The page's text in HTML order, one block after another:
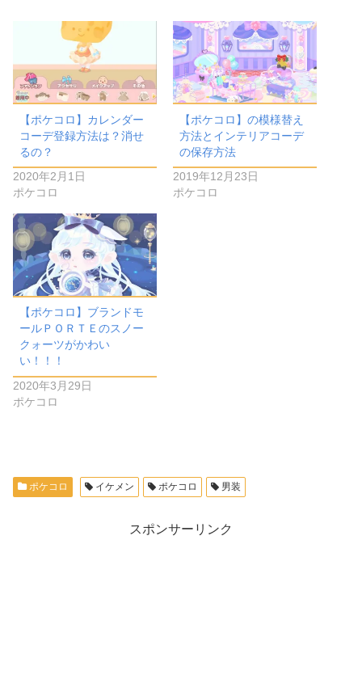
【ポケコロ】カレンダー
コーデ登録方法は？消せ
るの？
2020年2月1日
ポケコロ
【ポケコロ】の模様替え
方法とインテリアコーデ
の保存方法
2019年12月23日
ポケコロ
【ポケコロ】ブランドモ
ールＰＯＲＴＥのスノー
クォーツがかわい
い！！！
2020年3月29日
ポケコロ
ポケコロ イケメン ポケコロ 男装
スポンサーリンク